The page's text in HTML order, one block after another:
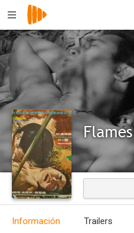
Información Trailers